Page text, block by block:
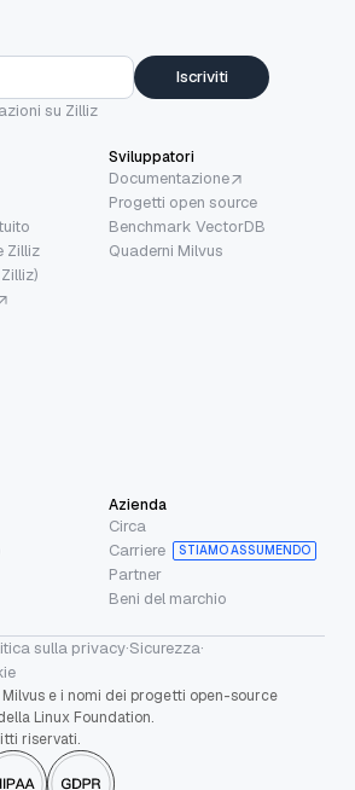
Iscriviti
su Zilliz
Zilliz
Sviluppatori
Documentazione
Progetti open source
Benchmark VectorDB
Quaderni Milvus
Azienda
Circa
Carriere
STIAMO ASSUMENDO
Partner
Beni del marchio
sulla privacy·Sicurezza·
Milvus e i nomi dei progetti open-source
Linux Foundation.
riservati.